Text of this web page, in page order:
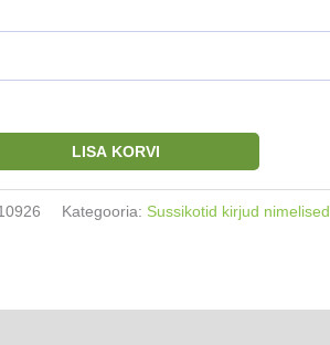
LISA KORVI
Kategooria: Sussikotid kirjud nimelised